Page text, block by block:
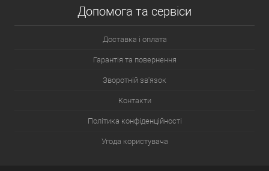
Допомога та сервіси
Доставка і оплата
Гарантія та повернення
Зворотній зв'язок
Контакти
Політика конфіденційності
Угода користувача